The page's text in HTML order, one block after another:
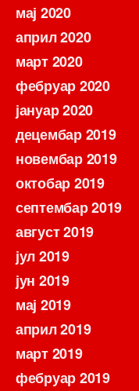
мај 2020
април 2020
март 2020
фебруар 2020
јануар 2020
децембар 2019
новембар 2019
октобар 2019
септембар 2019
август 2019
јул 2019
јун 2019
мај 2019
април 2019
март 2019
фебруар 2019